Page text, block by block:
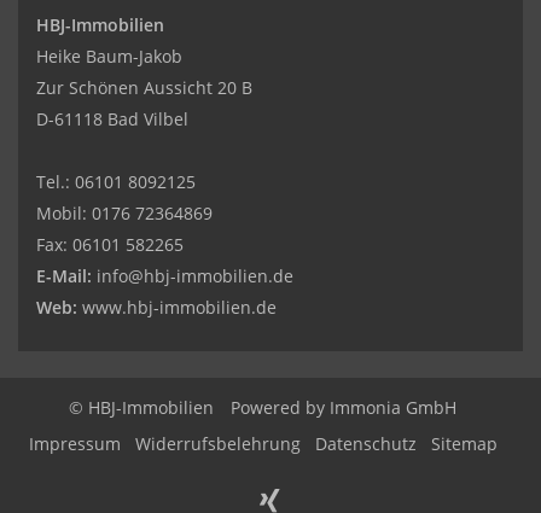
HBJ-Immobilien
Heike Baum-Jakob
Zur Schönen Aussicht 20 B
D-61118 Bad Vilbel
Tel.: 06101 8092125
Mobil: 0176 72364869
Fax: 06101 582265
E-Mail: info@hbj-immobilien.de
Web: www.hbj-immobilien.de
© HBJ-Immobilien
Powered by Immonia GmbH
Impressum
Widerrufsbelehrung Datenschutz Sitemap